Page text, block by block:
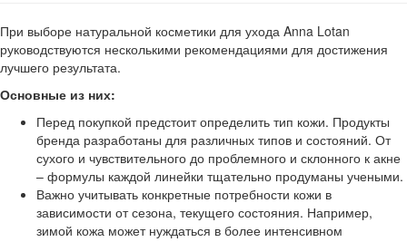
При выборе натуральной косметики для ухода Anna Lotan
руководствуются несколькими рекомендациями для достижения
лучшего результата.
Основные из них:
Перед покупкой предстоит определить тип кожи. Продукты
бренда разработаны для различных типов и состояний. От
сухого и чувствительного до проблемного и склонного к акне
– формулы каждой линейки тщательно продуманы учеными.
Важно учитывать конкретные потребности кожи в
зависимости от сезона, текущего состояния. Например,
зимой кожа может нуждаться в более интенсивном